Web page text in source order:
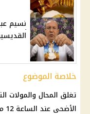
نسيم
خلاصة الموضوع
تغلق المحال والمولات
الأضحى عند الساعة